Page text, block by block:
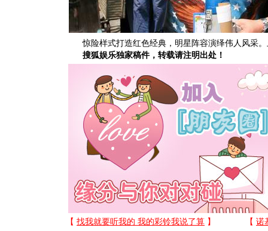
惊险样式打造红色经典，明星阵容演绎伟人风采。
搜狐娱乐独家稿件，转载请注明出处！